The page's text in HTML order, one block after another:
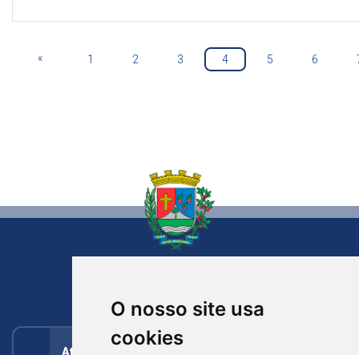
O nosso site usa
cookies
« 1 2 3 4 5 6
Atendimento